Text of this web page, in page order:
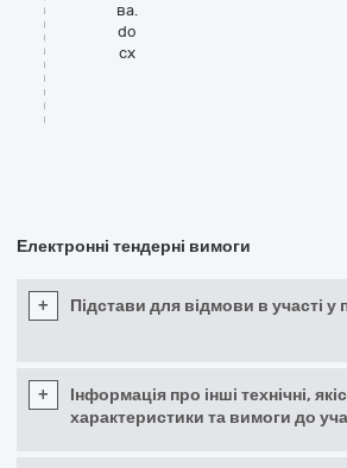
ва.
do
cx
Електронні тендерні вимоги
+ Підстави для відмови в участі у
+
Інформація про інші технічні,
характеристики та вимоги до